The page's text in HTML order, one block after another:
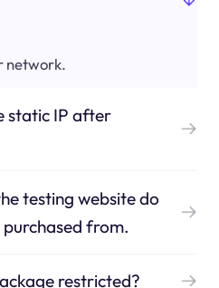
network.
static IP after
testing website do
from.
restricted?